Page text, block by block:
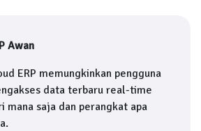
Awan
ERP memungkinkan pengguna
data terbaru real-time
mana saja dan perangkat apa